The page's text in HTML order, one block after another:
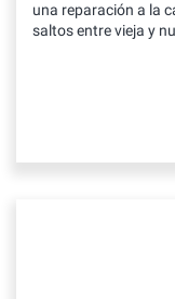
una reparación a la
saltos entre vieja y